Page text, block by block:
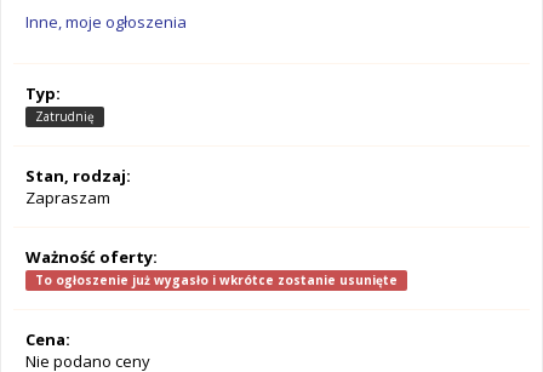
Inne, moje ogłoszenia
Typ:
Zatrudnię
Stan, rodzaj:
Zapraszam
Ważność oferty:
To ogłoszenie już wygasło i wkrótce zostanie usunięte
Cena:
Nie podano ceny